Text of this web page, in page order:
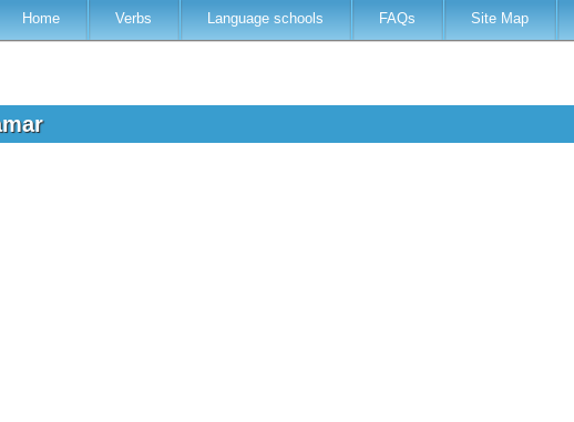
Home Verbs Language schools FAQs Site Map